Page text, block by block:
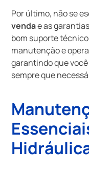
Por último, não se
vendae as
bom suporte
manutenção e
garantindo que
sempre que